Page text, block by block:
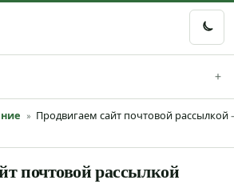
» Продвигаем сайт почтовой рассылкой
почтовой рассылкой